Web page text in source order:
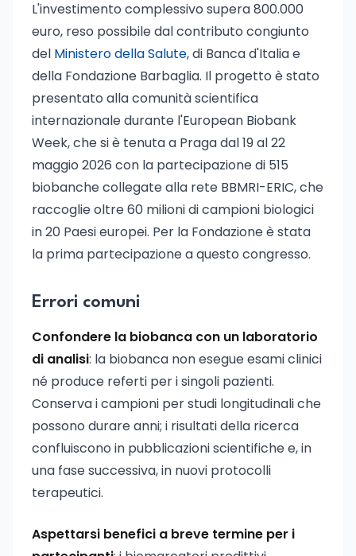
L'investimento complessivo supera 800.000
euro, reso possibile dal contributo congiunto
del Ministero della Salute, di Banca d'Italia e
della Fondazione Barbaglia. Il progetto è stato
presentato alla comunità scientifica
internazionale durante l'European Biobank
Week, che si è tenuta a Praga dal 19 al 22
maggio 2026 con la partecipazione di 515
biobanche collegate alla rete BBMRI-ERIC, che
raccoglie oltre 60 milioni di campioni biologici
in 20 Paesi europei. Per la Fondazione è stata
la prima partecipazione a questo congresso.
Errori comuni
Confondere la biobanca con un laboratorio
di analisi: la biobanca non esegue esami clinici
né produce referti per i singoli pazienti.
Conserva i campioni per studi longitudinali che
possono durare anni; i risultati della ricerca
confluiscono in pubblicazioni scientifiche e, in
una fase successiva, in nuovi protocolli
terapeutici.
Aspettarsi benefici a breve termine per i